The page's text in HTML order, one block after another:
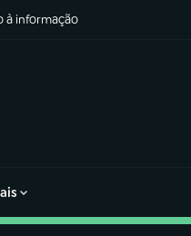
à informação